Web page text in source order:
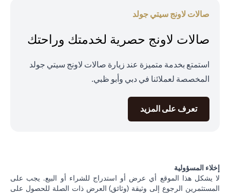
صالات لاونج سيتي جولد
صالات لاونج حصرية لخدمتك وراحتك
استمتع بخدمة متميزة عند زيارة صالات لاونج سيتي جولد
المخصصة لعملائنا في دبي وأبو ظبي.
تعرف على المزيد
إخلاء المسؤولية
لا يشكل هذا الموقع أي عرض أو استدراج للشراء أو البيع. يجب على
المستثمرين الرجوع إلى وثيقة (وثائق) العرض ذات الصلة للحصول على